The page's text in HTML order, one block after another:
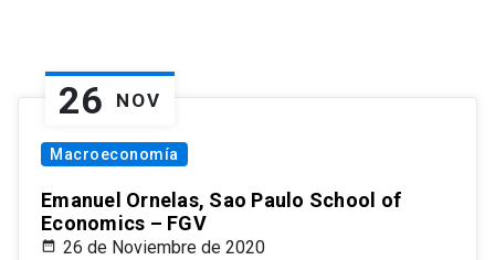
26 NOV
Macroeconomía
Emanuel Ornelas, Sao Paulo School of
Economics – FGV
26 de Noviembre de 2020